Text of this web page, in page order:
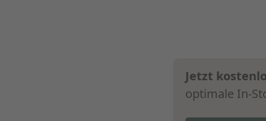
Jetzt
optimale In-